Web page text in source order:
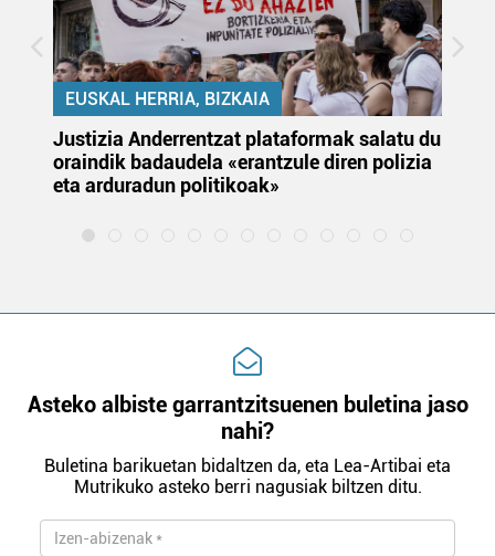
EUSKAL HERRIA, BIZKAIA
Justizia Anderrentzat plataformak salatu du
oraindik badaudela «erantzule diren polizia
eta arduradun politikoak»
Asteko albiste garrantzitsuenen buletina jaso
nahi?
Buletina barikuetan bidaltzen da, eta Lea-Artibai eta
Mutrikuko asteko berri nagusiak biltzen ditu.